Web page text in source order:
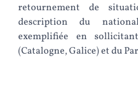
retournement de
description du
exemplifiée en
(Catalogne, Galice) et du